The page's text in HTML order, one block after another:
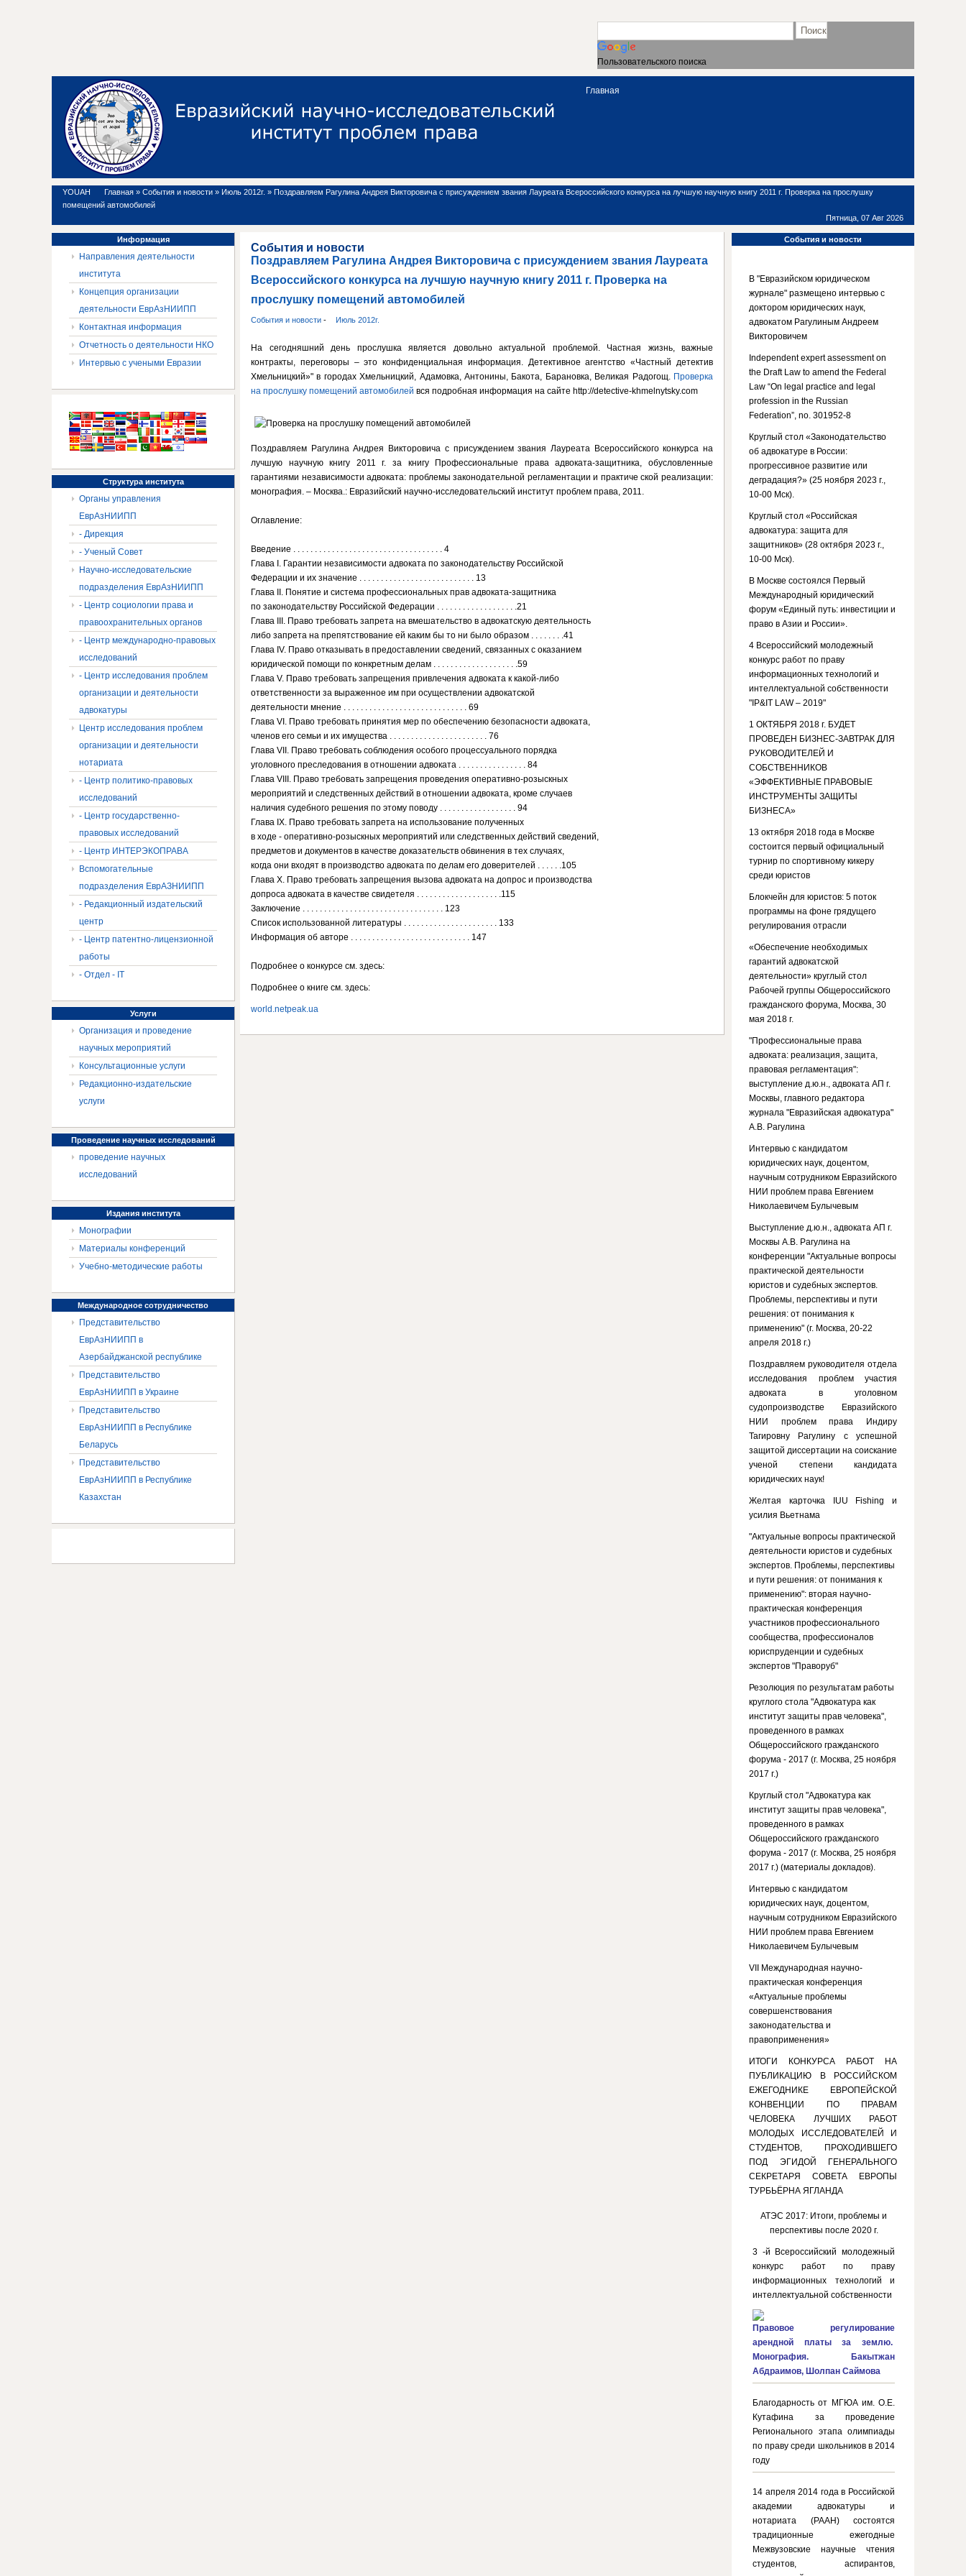
Пользовательского поиска
Главная
YOUAH Главная » События и новости » Июль 2012г. » Поздравляем Рагулина Андрея Викторовича с присуждением звания Лауреата Всероссийского конкурса на лучшую научную книгу 2011 г. Проверка на прослушку
помещений автомобилей
Пятница, 07 Авг 2026
События и новости
Поздравляем Рагулина Андрея Викторовича с присуждением звания Лауреата
Всероссийского конкурса на лучшую научную книгу 2011 г. Проверка на
прослушку помещений автомобилей
События и новости- Июль 2012г.
На сегодняшний день прослушка является довольно актуальной проблемой. Частная жизнь, важные
контракты, переговоры – это конфиденциальная информация. Детективное агентство «Частный детектив
Хмельницкий»" в городах Хмельницкий, Адамовка, Антонины, Бакота, Барановка, Великая Радогощ. Проверка
на прослушку помещений автомобилей вся подробная информация на сайте http://detective-khmelnytsky.com
Поздравляем Рагулина Андрея Викторовича с присуждением звания Лауреата Всероссийского конкурса на
лучшую научную книгу 2011 г. за книгу Профессиональные права адвоката-защитника, обусловленные
гарантиями независимости адвоката: проблемы законодательной регламентации и практиче ской реализации:
монография. – Москва.: Евразийский научно-исследовательский институт проблем права, 2011.
Оглавление:
Введение . . . . . . . . . . . . . . . . . . . . . . . . . . . . . . . . . . . 4
Глава I. Гарантии независимости адвоката по законодательству Российской
Федерации и их значение . . . . . . . . . . . . . . . . . . . . . . . . . . . 13
Глава II. Понятие и система профессиональных прав адвоката-защитника
по законодательству Российской Федерации . . . . . . . . . . . . . . . . . . .21
Глава III. Право требовать запрета на вмешательство в адвокатскую деятельность
либо запрета на препятствование ей каким бы то ни было образом . . . . . . . .41
Глава IV. Право отказывать в предоставлении сведений, связанных с оказанием
юридической помощи по конкретным делам . . . . . . . . . . . . . . . . . . . .59
Глава V. Право требовать запрещения привлечения адвоката к какой-либо
ответственности за выраженное им при осуществлении адвокатской
деятельности мнение . . . . . . . . . . . . . . . . . . . . . . . . . . . . . 69
Глава VI. Право требовать принятия мер по обеспечению безопасности адвоката,
членов его семьи и их имущества . . . . . . . . . . . . . . . . . . . . . . . 76
Глава VII. Право требовать соблюдения особого процессуального порядка
уголовного преследования в отношении адвоката . . . . . . . . . . . . . . . . 84
Глава VIII. Право требовать запрещения проведения оперативно-розыскных
мероприятий и следственных действий в отношении адвоката, кроме случаев
наличия судебного решения по этому поводу . . . . . . . . . . . . . . . . . . 94
Глава IX. Право требовать запрета на использование полученных
в ходе - оперативно-розыскных мероприятий или следственных действий сведений,
предметов и документов в качестве доказательств обвинения в тех случаях,
когда они входят в производство адвоката по делам его доверителей . . . . . .105
Глава X. Право требовать запрещения вызова адвоката на допрос и производства
допроса адвоката в качестве свидетеля . . . . . . . . . . . . . . . . . . . .115
Заключение . . . . . . . . . . . . . . . . . . . . . . . . . . . . . . . . . 123
Список использованной литературы . . . . . . . . . . . . . . . . . . . . . . 133
Информация об авторе . . . . . . . . . . . . . . . . . . . . . . . . . . . . 147
Подробнее о конкурсе см. здесь:
Подробнее о книге см. здесь:
world.netpeak.ua
Информация
Направления деятельности
института
Концепция организации
деятельности ЕврАзНИИПП
Контактная информация
Отчетность о деятельности НКО
Интервью с учеными Евразии
Структураинститута
Органы управления
ЕврАзНИИПП
- Дирекция
- Ученый Совет
Научно-исследовательские
подразделения ЕврАзНИИПП
- Центр социологии права и
правоохранительных органов
- Центр международно-правовых
исследований
- Центр исследования проблем
организации и деятельности
адвокатуры
Центр исследования проблем
организации и деятельности
нотариата
- Центр политико-правовых
исследований
- Центр государственно-
правовых исследований
- Центр ИНТЕРЭКОПРАВА
Вспомогательные
подразделения ЕврАЗНИИПП
- Редакционный издательский
центр
- Центр патентно-лицензионной
работы
- Отдел - IT
Услуги
Организация и проведение
научных мероприятий
Консультационные услуги
Редакционно-издательские
услуги
Проведениенаучных исследований
проведение научных
исследований
Изданияинститута
Монографии
Материалы конференций
Учебно-методические работы
Международное сотрудничество
Представительство
ЕврАзНИИПП в
Азербайджанской республике
Представительство
ЕврАзНИИПП в Украине
Представительство
ЕврАзНИИПП в Республике
Беларусь
Представительство
ЕврАзНИИПП в Республике
Казахстан
События и новости
В "Евразийском юридическом
журнале" размещено интервью с
доктором юридических наук,
адвокатом Рагулиным Андреем
Викторовичем
Independent expert assessment on
the Draft Law to amend the Federal
Law “On legal practice and legal
profession in the Russian
Federation”, no. 301952-8
Круглый стол «Законодательство
об адвокатуре в России:
прогрессивное развитие или
деградация?» (25 ноября 2023 г.,
10-00 Мск).
Круглый стол «Российская
адвокатура: защита для
защитников» (28 октября 2023 г.,
10-00 Мск).
В Москве состоялся Первый
Международный юридический
форум «Единый путь: инвестиции и
право в Азии и России».
4 Всероссийский молодежный
конкурс работ по праву
информационных технологий и
интеллектуальной собственности
"IP&IT LAW – 2019"
1 ОКТЯБРЯ 2018 г. БУДЕТ
ПРОВЕДЕН БИЗНЕС-ЗАВТРАК ДЛЯ
РУКОВОДИТЕЛЕЙ И
СОБСТВЕННИКОВ
«ЭФФЕКТИВНЫЕ ПРАВОВЫЕ
ИНСТРУМЕНТЫ ЗАЩИТЫ
БИЗНЕСА»
13 октября 2018 года в Москве
состоится первый официальный
турнир по спортивному кикеру
среди юристов
Блокчейн для юристов: 5 поток
программы на фоне грядущего
регулирования отрасли
«Обеспечение необходимых
гарантий адвокатской
деятельности» круглый стол
Рабочей группы Общероссийского
гражданского форума, Москва, 30
мая 2018 г.
"Профессиональные права
адвоката: реализация, защита,
правовая регламентация":
выступление д.ю.н., адвоката АП г.
Москвы, главного редактора
журнала "Евразийская адвокатура"
А.В. Рагулина
Интервью с кандидатом
юридических наук, доцентом,
научным сотрудником Евразийского
НИИ проблем права Евгением
Николаевичем Булычевым
Выступление д.ю.н., адвоката АП г.
Москвы А.В. Рагулина на
конференции "Актуальные вопросы
практической деятельности
юристов и судебных экспертов.
Проблемы, перспективы и пути
решения: от понимания к
применению" (г. Москва, 20-22
апреля 2018 г.)
Поздравляем руководителя отдела
исследования проблем участия
адвоката в уголовном
судопроизводстве Евразийского
НИИ проблем права Индиру
Тагировну Рагулину с успешной
защитой диссертации на соискание
ученой степени кандидата
юридических наук!
Желтая карточка IUU Fishing и
усилия Вьетнама
"Актуальные вопросы практической
деятельности юристов и судебных
экспертов. Проблемы, перспективы
и пути решения: от понимания к
применению": вторая научно-
практическая конференция
участников профессионального
сообщества, профессионалов
юриспруденции и судебных
экспертов "Праворуб"
Резолюция по результатам работы
круглого стола "Адвокатура как
институт защиты прав человека",
проведенного в рамках
Общероссийского гражданского
форума - 2017 (г. Москва, 25 ноября
2017 г.)
Круглый стол "Адвокатура как
институт защиты прав человека",
проведенного в рамках
Общероссийского гражданского
форума - 2017 (г. Москва, 25 ноября
2017 г.) (материалы докладов).
Интервью с кандидатом
юридических наук, доцентом,
научным сотрудником Евразийского
НИИ проблем права Евгением
Николаевичем Булычевым
VII Международная научно-
практическая конференция
«Актуальные проблемы
совершенствования
законодательства и
правоприменения»
ИТОГИ КОНКУРСА РАБОТ НА
ПУБЛИКАЦИЮ В РОССИЙСКОМ
ЕЖЕГОДНИКЕ ЕВРОПЕЙСКОЙ
КОНВЕНЦИИ ПО ПРАВАМ
ЧЕЛОВЕКА ЛУЧШИХ РАБОТ
МОЛОДЫХ ИССЛЕДОВАТЕЛЕЙ И
СТУДЕНТОВ, ПРОХОДИВШЕГО
ПОД ЭГИДОЙ ГЕНЕРАЛЬНОГО
СЕКРЕТАРЯ СОВЕТА ЕВРОПЫ
ТУРБЬЁРНА ЯГЛАНДА
АТЭС 2017: Итоги, проблемы и
перспективы после 2020 г.
3 -й Всероссийский молодежный
конкурс работ по праву
информационных технологий и
интеллектуальной собственности
Правовое регулирование
арендной платы за землю.
Монография. Бакытжан
Абдраимов, Шолпан Саймова
Благодарность от МГЮА им. О.Е.
Кутафина за проведение
Регионального этапа олимпиады
по праву среди школьников в 2014
году
14 апреля 2014 года в Российской
академии адвокатуры и
нотариата (РААН) состоятся
традиционные ежегодные
Межвузовские научные чтения
студентов, аспирантов,